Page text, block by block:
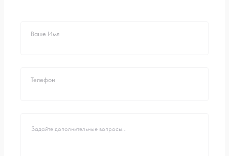
Ваше Имя
Телефон